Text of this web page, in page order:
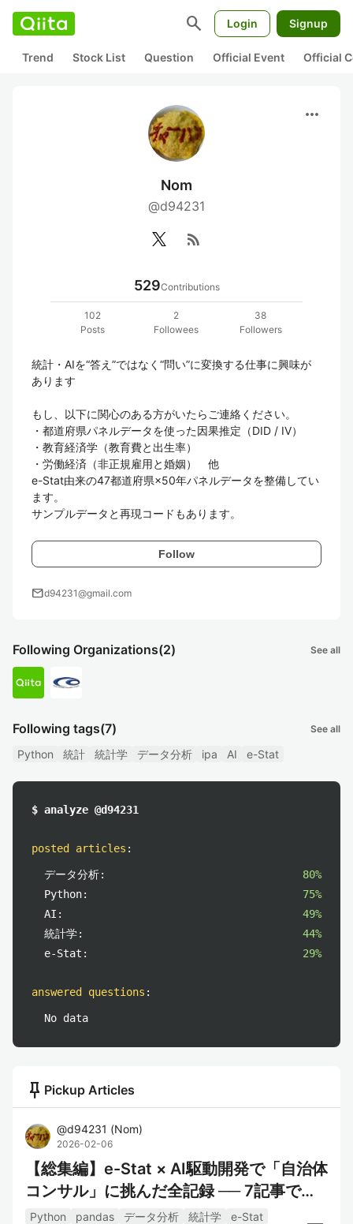
search Login Signup
Trend Stock List Question Official Event Official
more_horiz
Nom
@d94231
rss_feed
529Contributions
102
Posts
2
Followees
38
Followers
統計・AIを“答え”ではなく“問い”に変換する仕事に興味が
あります
もし、以下に関心のある方がいたらご連絡ください。
・都道府県パネルデータを使った因果推定（DID / IV）
・教育経済学（教育費と出生率）
・労働経済（非正規雇用と婚姻）　他
e-Stat由来の47都道府県×50年パネルデータを整備してい
ます。
サンプルデータと再現コードもあります。
Follow
maild94231@gmail.com
Following Organizations(2) See all
Following tags(7) See all
Python 統計 統計学 データ分析 ipa AI e-Stat
$ analyze @d94231
posted articles :
データ分析:
80%
Python:
75%
AI:
49%
統計学:
44%
e-Stat:
29%
answered questions :
No data
push_pin Pickup Articles
@d94231 (Nom)
2026-02-06
【総集編】e-Stat × AI駆動開発で「自治体
コンサル」に挑んだ全記録 ── 7記事で辿
る、失敗→発見→検証の進化プロセス
Python pandas データ分析 統計学
e-Stat